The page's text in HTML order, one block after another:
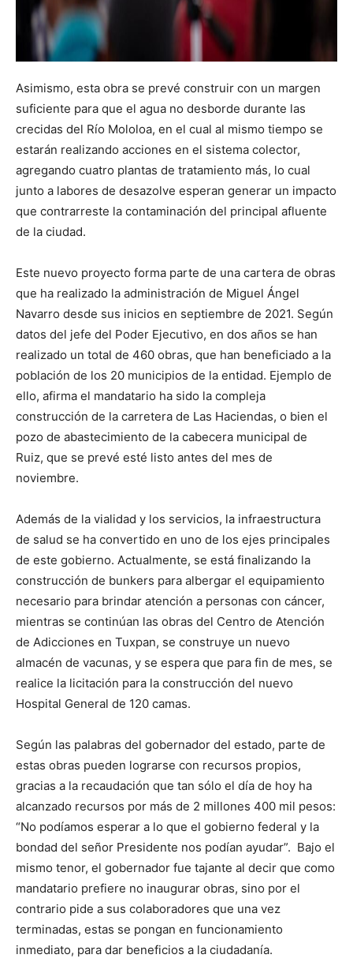
Asimismo, esta obra se prevé construir con un margen
suficiente para que el agua no desborde durante las
crecidas del Río Mololoa, en el cual al mismo tiempo se
estarán realizando acciones en el sistema colector,
agregando cuatro plantas de tratamiento más, lo cual
junto a labores de desazolve esperan generar un impacto
que contrarreste la contaminación del principal afluente
de la ciudad.
Este nuevo proyecto forma parte de una cartera de obras
que ha realizado la administración de Miguel Ángel
Navarro desde sus inicios en septiembre de 2021. Según
datos del jefe del Poder Ejecutivo, en dos años se han
realizado un total de 460 obras, que han beneficiado a la
población de los 20 municipios de la entidad. Ejemplo de
ello, afirma el mandatario ha sido la compleja
construcción de la carretera de Las Haciendas, o bien el
pozo de abastecimiento de la cabecera municipal de
Ruiz, que se prevé esté listo antes del mes de
noviembre.
Además de la vialidad y los servicios, la infraestructura
de salud se ha convertido en uno de los ejes principales
de este gobierno. Actualmente, se está finalizando la
construcción de bunkers para albergar el equipamiento
necesario para brindar atención a personas con cáncer,
mientras se continúan las obras del Centro de Atención
de Adicciones en Tuxpan, se construye un nuevo
almacén de vacunas, y se espera que para fin de mes, se
realice la licitación para la construcción del nuevo
Hospital General de 120 camas.
Según las palabras del gobernador del estado, parte de
estas obras pueden lograrse con recursos propios,
gracias a la recaudación que tan sólo el día de hoy ha
alcanzado recursos por más de 2 millones 400 mil pesos:
“No podíamos esperar a lo que el gobierno federal y la
bondad del señor Presidente nos podían ayudar”. Bajo el
mismo tenor, el gobernador fue tajante al decir que como
mandatario prefiere no inaugurar obras, sino por el
contrario pide a sus colaboradores que una vez
terminadas, estas se pongan en funcionamiento
inmediato, para dar beneficios a la ciudadanía.